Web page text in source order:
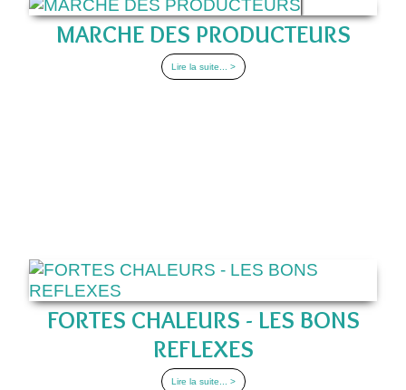
MARCHE DES PRODUCTEURS
Lire la suite... >
FORTES CHALEURS - LES BONS
REFLEXES
Lire la suite... >